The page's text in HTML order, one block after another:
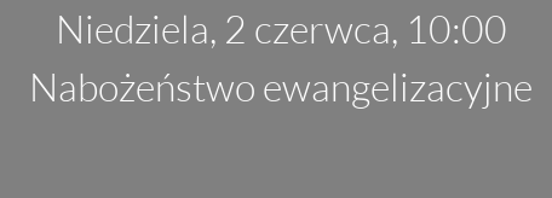
Niedziela, 2 czerwca, 10:00
Nabożeństwo ewangelizacyjne